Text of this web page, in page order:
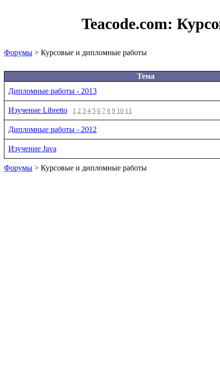
Teacode.com:
Форумы > Курсовые и дипломные работы
Тема
Дипломные работы - 2013
Изучение Libretto 1 2 3 4 5 6 7 8 9 10 11
Дипломные работы - 2012
Изучение Java
Форумы > Курсовые и дипломные работы